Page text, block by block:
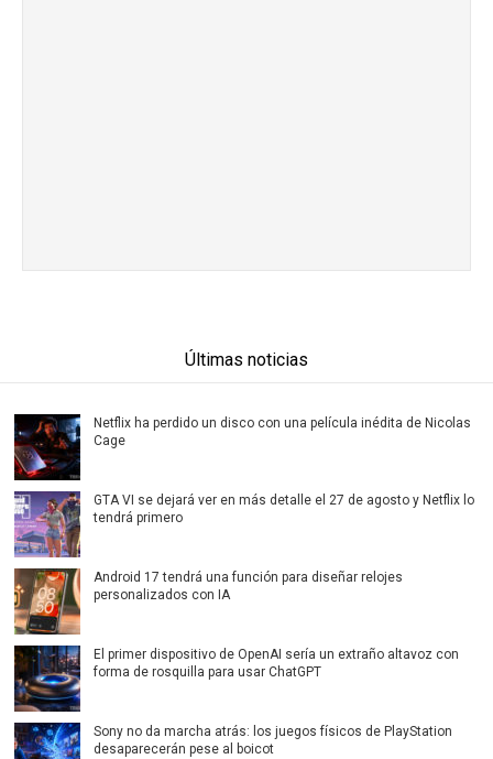
Últimas noticias
Netflix ha perdido un disco con una película inédita de Nicolas
Cage
GTA VI se dejará ver en más detalle el 27 de agosto y Netflix lo
tendrá primero
Android 17 tendrá una función para diseñar relojes
personalizados con IA
El primer dispositivo de OpenAI sería un extraño altavoz con
forma de rosquilla para usar ChatGPT
Sony no da marcha atrás: los juegos físicos de PlayStation
desaparecerán pese al boicot